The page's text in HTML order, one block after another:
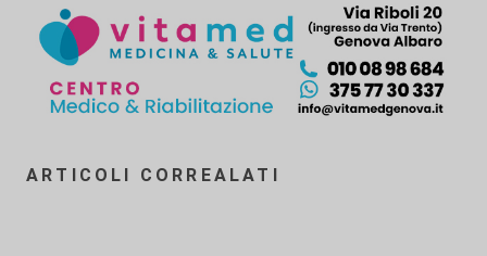
ARTICOLI CORREALATI